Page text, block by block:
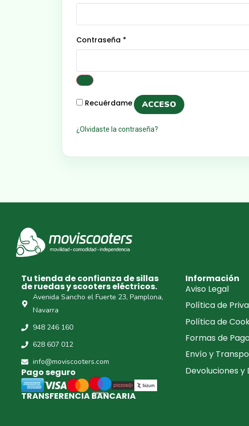
Contraseña *
Recuérdame ACCESO
¿Olvidaste la contraseña?
Tu tienda de confianza de sillas
de ruedas y scooters eléctricos.
Avenida Sancho el Fuerte 23, Pamplona,
Navarra
948 246 160
628 607 012
info@moviscooters.com
Pago seguro
TRANSFERENCIA BANCARIA​
Información
Aviso Legal
Política de
Política de
Formas de
Envío y
Devoluciones